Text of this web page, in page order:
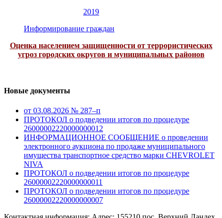
2019
Информирование граждан
Оценка населением защищенности от террористических
угроз городских округов и муниципальных районов
Новые документы
от 03.08.2026 № 287–п
ПРОТОКОЛ о подведении итогов по процедуре
26000002220000000012
ИНФОРМАЦИОННОЕ СООБЩЕНИЕ о проведении
электронного аукциона по продаже муниципального
имущества транспортное средство марки CHEVROLET
NIVA
ПРОТОКОЛ о подведении итогов по процедуре
26000002220000000011
ПРОТОКОЛ о подведении итогов по процедуре
26000002220000000007